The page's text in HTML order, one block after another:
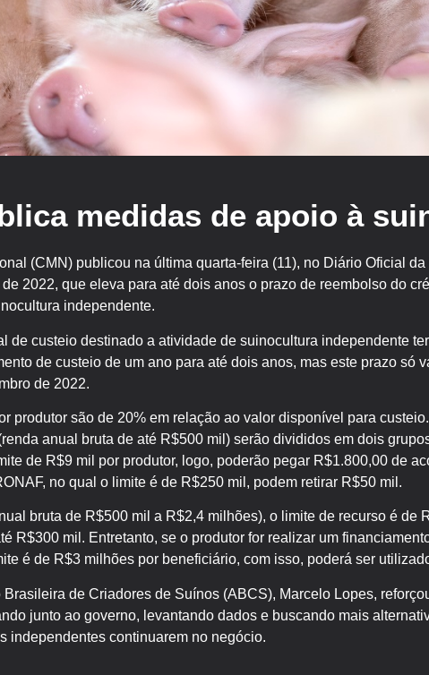
medidas de apoio à
(CMN) publicou na última quarta-feira (11), no Diário Oficial
2022, que eleva para até dois anos o prazo de reembolso do
independente.
de custeio destinado a atividade de suinocultura independente
de custeio de um ano para até dois anos, mas este prazo só
de 2022.
produtor são de 20% em relação ao valor disponível para
anual bruta de até R$500 mil) serão divididos em dois
de R$9 mil por produtor, logo, poderão pegar R$1.800,00 de
no qual o limite é de R$250 mil, podem retirar R$50 mil.
bruta de R$500 mil a R$2,4 milhões), o limite de recurso é de
R$300 mil. Entretanto, se o produtor for realizar um
é de R$3 milhões por beneficiário, com isso, poderá ser
de Criadores de Suínos (ABCS), Marcelo Lopes,
junto ao governo, levantando dados e buscando mais
independentes continuarem no negócio.